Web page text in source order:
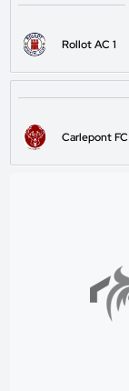
Rollot AC 1
Carlepont FC